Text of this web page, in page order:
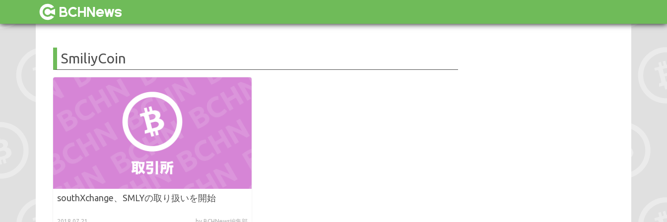
SmiliyCoin
southXchange、SMLYの取り扱いを開始